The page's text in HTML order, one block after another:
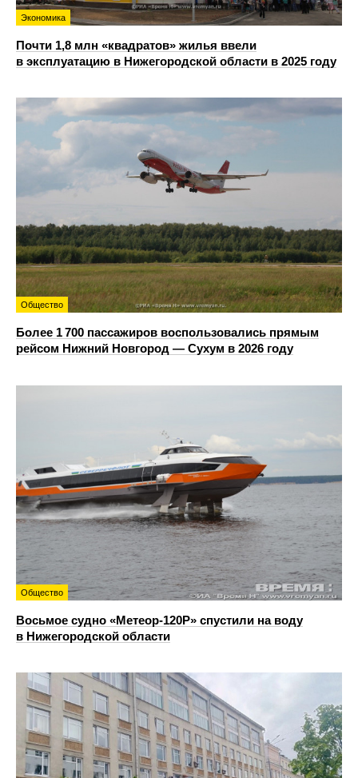
Экономика
Почти 1,8 млн «квадратов» жилья ввели
в эксплуатацию в Нижегородской области в 2025 году
Общество
Более 1 700 пассажиров воспользовались прямым
рейсом Нижний Новгород — Сухум в 2026 году
Общество
Восьмое судно «Метеор-120Р» спустили на воду
в Нижегородской области